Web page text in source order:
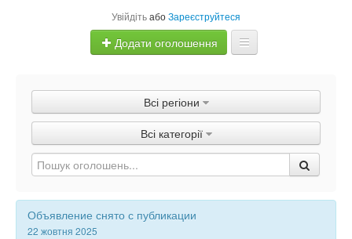
УвійдітьабоЗареєструйтеся
Додати оголошення
Оголошення
Швидка продаж
Всі регіони
Всі категорії
Объявление снято с публикации
22 жовтня 2025